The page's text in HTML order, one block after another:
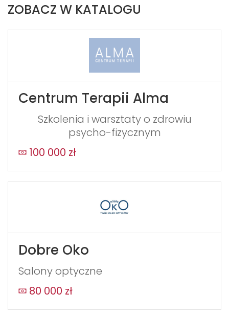
ZOBACZ W KATALOGU
Centrum Terapii Alma
Szkolenia i warsztaty o zdrowiu
psycho-fizycznym
100 000 zł
Dobre Oko
Salony optyczne
80 000 zł